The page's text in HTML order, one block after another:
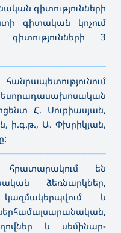
գիտությունների
գիտական կոչում
3
Հ. Սուքիասյան,
ի.գ.թ., Ա. Փխրիկյան,
հրատարակում են
ձեռնարկներ,
և
և սեմինար-